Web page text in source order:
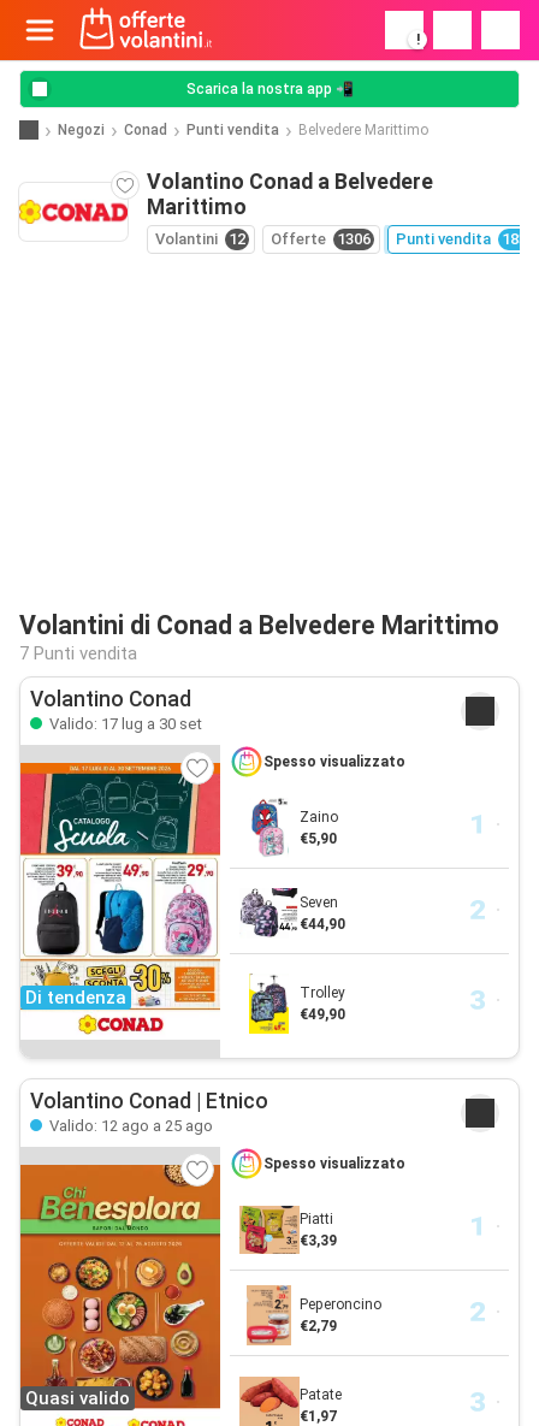
!
Scarica la nostra app 📲
Negozi Conad Punti vendita Belvedere Marittimo
Volantino Conad a Belvedere
Marittimo
Volantini 12 Offerte 1306 Punti vendita 1830
Volantini di Conad a Belvedere Marittimo
7 Punti vendita
Volantino Conad
Valido: 17 lug a 30 set
Di tendenza
Spesso visualizzato
Zaino
€5,90
Seven
€44,90
Trolley
€49,90
Volantino Conad | Etnico
Valido: 12 ago a 25 ago
Quasi valido
Spesso visualizzato
Piatti
€3,39
Peperoncino
€2,79
Patate
€1,97